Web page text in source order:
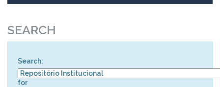
SEARCH
Search:
for